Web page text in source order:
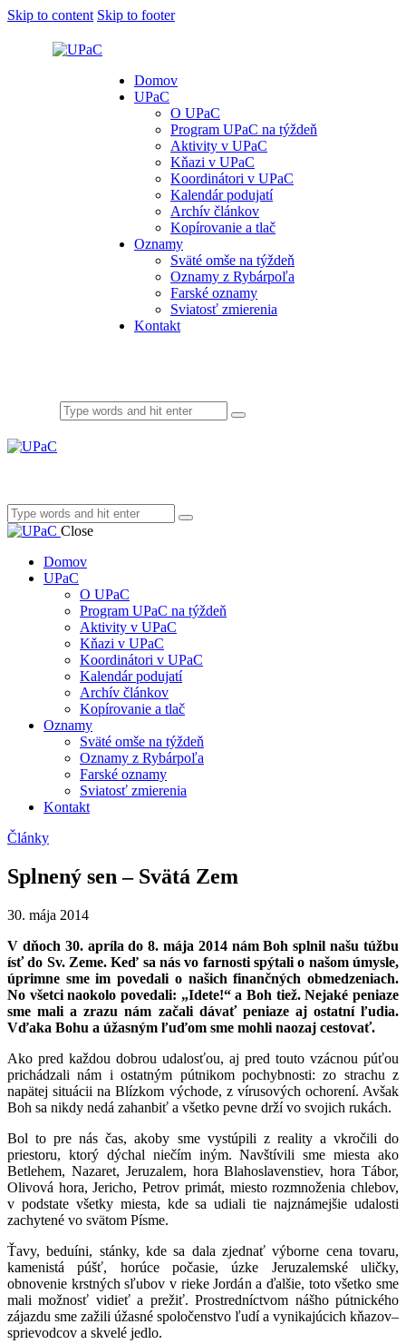
Skip to content Skip to footer
Domov
UPaC
O UPaC
Program UPaC na týždeň
Aktivity v UPaC
Kňazi v UPaC
Koordinátori v UPaC
Kalendár podujatí
Archív článkov
Kopírovanie a tlač
Oznamy
Sväté omše na týždeň
Oznamy z Rybárpoľa
Farské oznamy
Sviatosť zmierenia
Kontakt
Close
Domov
UPaC
O UPaC
Program UPaC na týždeň
Aktivity v UPaC
Kňazi v UPaC
Koordinátori v UPaC
Kalendár podujatí
Archív článkov
Kopírovanie a tlač
Oznamy
Sväté omše na týždeň
Oznamy z Rybárpoľa
Farské oznamy
Sviatosť zmierenia
Kontakt
Články
Splnený sen – Svätá Zem
30. mája 2014
V dňoch 30. apríla do 8. mája 2014 nám Boh splnil našu túžbu
ísť do Sv. Zeme. Keď sa nás vo farnosti spýtali o našom úmysle,
úprimne sme im povedali o našich finančných obmedzeniach.
No všetci naokolo povedali: „Idete!“ a Boh tiež. Nejaké peniaze
sme mali a zrazu nám začali dávať peniaze aj ostatní ľudia.
Vďaka Bohu a úžasným ľuďom sme mohli naozaj cestovať.
Ako pred každou dobrou udalosťou, aj pred touto vzácnou púťou
prichádzali nám i ostatným pútnikom pochybnosti: zo strachu z
napätej situácii na Blízkom východe, z vírusových ochorení. Avšak
Boh sa nikdy nedá zahanbiť a všetko pevne drží vo svojich rukách.
Bol to pre nás čas, akoby sme vystúpili z reality a vkročili do
priestoru, ktorý dýchal niečím iným. Navštívili sme miesta ako
Betlehem, Nazaret, Jeruzalem, hora Blahoslavenstiev, hora Tábor,
Olivová hora, Jericho, Petrov primát, miesto rozmnoženia chlebov,
v podstate všetky miesta, kde sa udiali tie najznámejšie udalosti
zachytené vo svätom Písme.
Ťavy, beduíni, stánky, kde sa dala zjednať výborne cena tovaru,
kamenistá púšť, horúce počasie, úzke Jeruzalemské uličky,
obnovenie krstných sľubov v rieke Jordán a ďalšie, toto všetko sme
mali možnosť vidieť a prežiť. Prostredníctvom nášho pútnického
zájazdu sme zažili úžasné spoločenstvo ľudí a vynikajúcich kňazov–
sprievodcov a skvelé jedlo.